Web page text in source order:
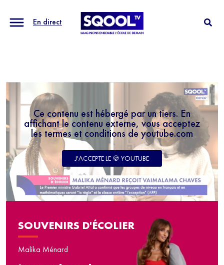
En direct
Ce contenu est hébergé par un tiers. En
affichant le contenu externe, vous acceptez
les termes et conditions de youtube.com
J'ACCEPTE LE 🍪 YOUTUBE
SOUVENIRS D'ÉCOLIER
Malika Ménard